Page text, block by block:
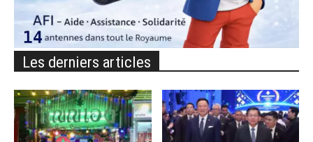
Les derniers articles